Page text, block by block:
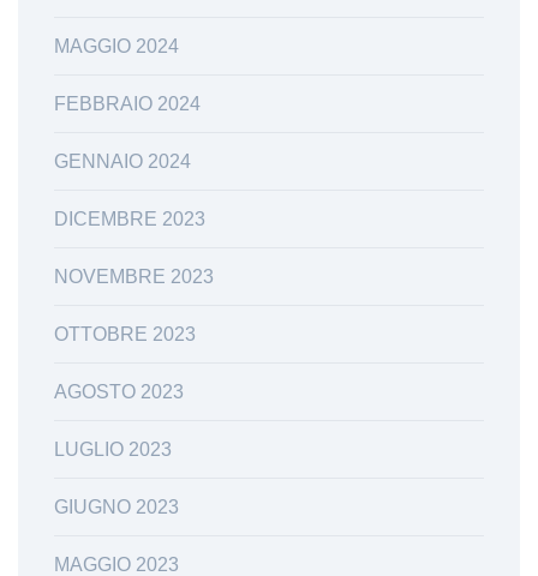
MAGGIO 2024
FEBBRAIO 2024
GENNAIO 2024
DICEMBRE 2023
NOVEMBRE 2023
OTTOBRE 2023
AGOSTO 2023
LUGLIO 2023
GIUGNO 2023
MAGGIO 2023